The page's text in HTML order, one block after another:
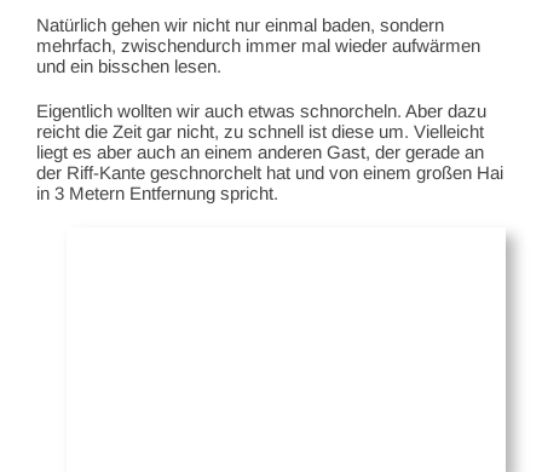
Natürlich gehen wir nicht nur einmal baden, sondern
mehrfach, zwischendurch immer mal wieder aufwärmen
und ein bisschen lesen.
Eigentlich wollten wir auch etwas schnorcheln. Aber dazu
reicht die Zeit gar nicht, zu schnell ist diese um. Vielleicht
liegt es aber auch an einem anderen Gast, der gerade an
der Riff-Kante geschnorchelt hat und von einem großen Hai
in 3 Metern Entfernung spricht.